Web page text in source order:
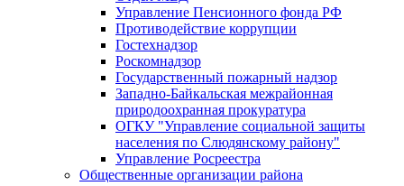
Управление Пенсионного фонда РФ
Противодействие коррупции
Гостехнадзор
Роскомнадзор
Государственный пожарный надзор
Западно-Байкальская межрайонная
природоохранная прокуратура
ОГКУ "Управление социальной защиты
населения по Слюдянскому району"
Управление Росреестра
Общественные организации района